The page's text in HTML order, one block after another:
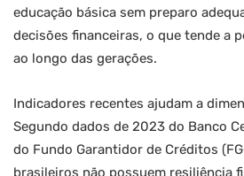
educação básica sem preparo
decisões financeiras, o que tende a
ao longo das gerações.
Indicadores recentes ajudam a
Segundo dados de 2023 do Banco
do Fundo Garantidor de Créditos
brasileiros não possuem resiliência